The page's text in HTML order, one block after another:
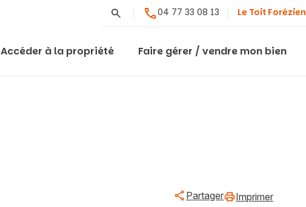
Rechercher04 77 33 08 13 Le Toit Forézien
Accéder à la propriété Faire gérer / vendre mon bien
Partager Imprimer